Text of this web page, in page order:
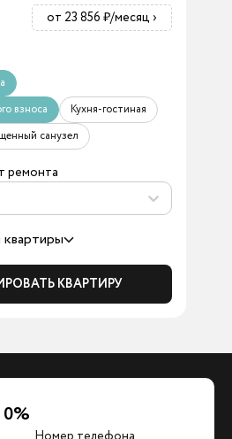
от 23 856 ₽/месяц ›
взноса
Кухня-гостиная
санузел
ремонта
КВАРТИРУ